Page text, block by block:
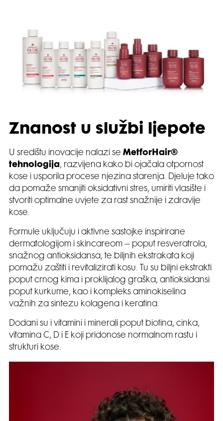
Znanost u službi ljepote
U središtu inovacije nalazi se MetforHair®
tehnologija, razvijena kako bi ojačala otpornost
kose i usporila procese njezina starenja. Djeluje tako
da pomaže smanjiti oksidativni stres, umiriti vlasište i
stvoriti optimalne uvjete za rast snažnije i zdravije
kose.
Formule uključuju i aktivne sastojke inspirirane
dermatologijom i skincareom – poput resveratrola,
snažnog antioksidansa, te biljnih ekstrakata koji
pomažu zaštiti i revitalizirati kosu. Tu su biljni ekstrakti
poput crnog kima i proklijalog graška, antioksidansi
poput kurkume, kao i kompleks aminokiselina
važnih za sintezu kolagena i keratina.
Dodani su i vitamini i minerali poput biotina, cinka,
vitamina C, D i E koji pridonose normalnom rastu i
strukturi kose.